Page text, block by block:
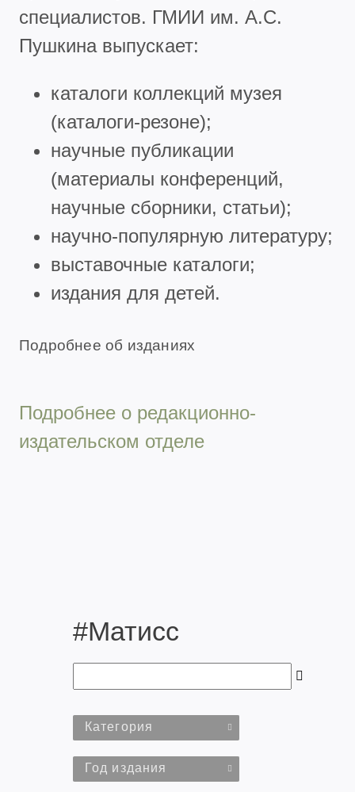
специалистов. ГМИИ им. А.С.
Пушкина выпускает:
каталоги коллекций музея
(каталоги-резоне);
научные публикации
(материалы конференций,
научные сборники, статьи);
научно-популярную литературу;
выставочные каталоги;
издания для детей.
Подробнее об изданиях
Подробнее о редакционно-
издательском отделе
#Матисс
Категория
Год издания